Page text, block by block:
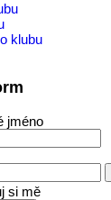
klubu
jméno
si mě